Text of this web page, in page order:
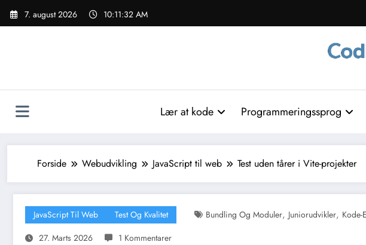
Videre
7. august 2026 10:11:34 AM
Lær at kode Programmeringssprog
Forside Webudvikling JavaScript til web Test uden tårer i Vite-projekter
JavaScript Til Web Test Og Kvalitet Bundling Og Moduler, Juniorudvikler, Kode-
27. Marts 2026
1 Kommentarer